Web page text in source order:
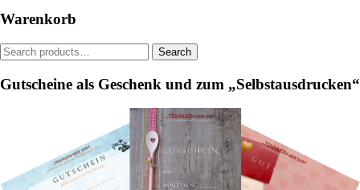
the
page
Warenkorb
Search
Search
Gutscheine als Geschenk und zum „Selbstausdrucken“